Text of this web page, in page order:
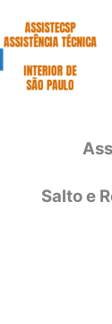
Salto e